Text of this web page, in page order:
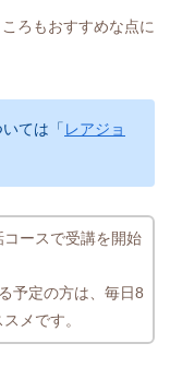
ろもおすすめな点に
ては「 レアジョ
ースで受講を開始
予定の方は、毎日8
メです。